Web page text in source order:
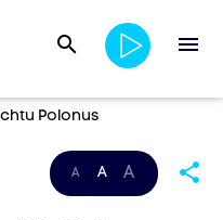
search menu
Polonus
A A A share